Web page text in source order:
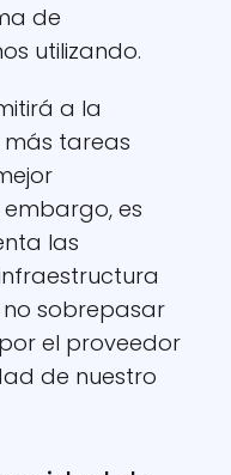
de
utilizando.
a la
tareas
embargo, es
las
sobrepasar
el proveedor
de nuestro